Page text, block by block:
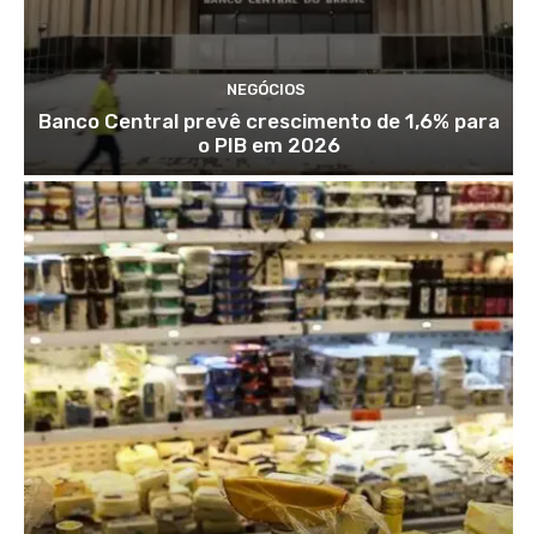
NEGÓCIOS
Banco Central prevê crescimento de 1,6% para
o PIB em 2026